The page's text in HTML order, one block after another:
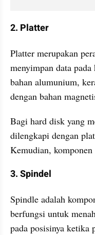
2. Platter
Platter merupakan
menyimpan data
bahan alumunium,
dengan bahan
Bagi hard disk yang
dilengkapi dengan
Kemudian,
3. Spindel
Spindle adalah
berfungsi untuk
pada posisinya ketika